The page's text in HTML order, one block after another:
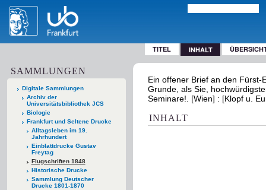
TITEL INHALT
SAMMLUNGEN
Digitale Sammlungen
Archiv der
Universitätsbibliothek JCS
Biologie
Frankfurt und Seltene Drucke
Alltagsleben im 19.
Jahrhundert
Einblattdrucke Gustav
Freytag
Flugschriften 1848
Historische Drucke
Sammlung Deutscher
Drucke 1801-1870
Ein offener Brief an den Fürst-
Grunde, als Sie,
Seminare!. [Wien] : [Klopf u.
INHALT